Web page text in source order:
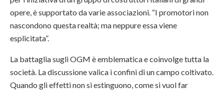
opere, è supportato da varie associazioni. “I promotori non
nascondono questa realtà; ma neppure essa viene
esplicitata”.
La battaglia sugli OGM è emblematica e coinvolge tutta la
società. La discussione valica i confini di un campo coltivato.
Quando gli effetti non si estinguono, come si vuol far